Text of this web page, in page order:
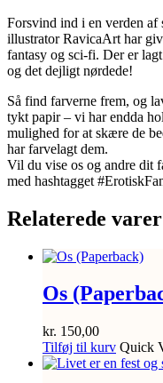
Forsvind ind i en verden
illustrator RavicaArt har
fantasy og sci-fi. Der er
og det dejligt nørdede!
Så find farverne frem, og
tykt papir – vi har endda
mulighed for at skære de
har farvelagt dem.
Vil du vise os og andre dit
med hashtagget
Relaterede varer
Os
kr. 150,00
Tilføj til kurv Quick